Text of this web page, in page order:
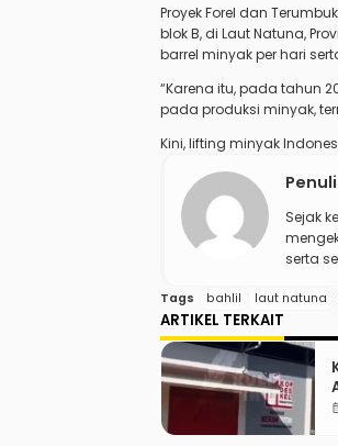
Proyek Forel dan
blok B, di Laut Natuna,
barrel minyak per hari
“Karena itu, pada tahun
pada produksi minyak,
Kini,lifting minyak
Sejak
serta
Tags bahlil laut natuna
ARTIKEL TERKAIT